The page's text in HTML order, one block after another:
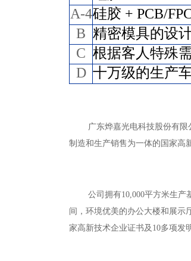
A-4硅胶 + PCB/
B 精密模具的设
C 根据客人特殊
D 十万级的生产
广东烨嘉光电科技股份有限公
制造和生产销售为一体的国家
公司拥有10,000平方米生产基
间，环境优美的办公大楼和展示
家高新技术企业证书及10多项